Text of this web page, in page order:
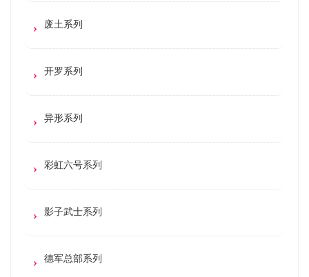
废土系列
开罗系列
异形系列
彩虹六号系列
影子武士系列
德军总部系列